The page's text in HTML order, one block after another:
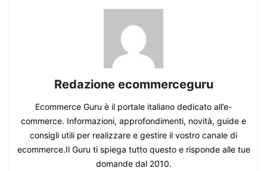
Redazione ecommerceguru
Ecommerce Guru è il portale italiano dedicato all’e-
commerce. Informazioni, approfondimenti, novità, guide e
consigli utili per realizzare e gestire il vostro canale di
ecommerce.Il Guru ti spiega tutto questo e risponde alle tue
domande dal 2010.